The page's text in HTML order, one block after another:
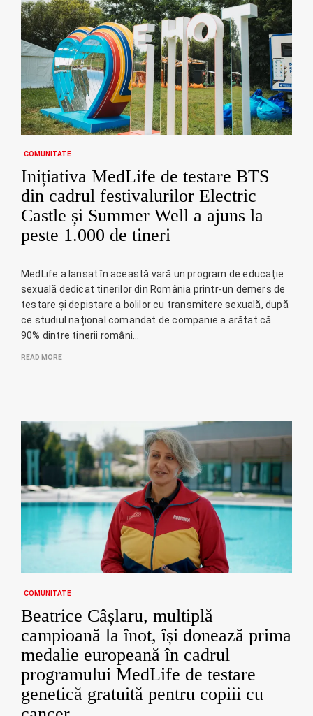
COMUNITATE
Inițiativa MedLife de testare BTS
din cadrul festivalurilor Electric
Castle și Summer Well a ajuns la
peste 1.000 de tineri
MedLife a lansat în această vară un program de educație
sexuală dedicat tinerilor din România printr-un demers de
testare și depistare a bolilor cu transmitere sexuală, după
ce studiul național comandat de companie a arătat că
90% dintre tinerii români…
READ MORE
COMUNITATE
Beatrice Câșlaru, multiplă
campioană la înot, își donează prima
medalie europeană în cadrul
programului MedLife de testare
genetică gratuită pentru copiii cu